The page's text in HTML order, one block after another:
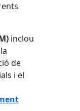
inclou
de
i el